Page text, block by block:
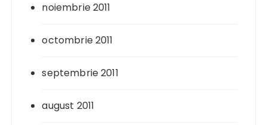
noiembrie 2011
octombrie 2011
septembrie 2011
august 2011